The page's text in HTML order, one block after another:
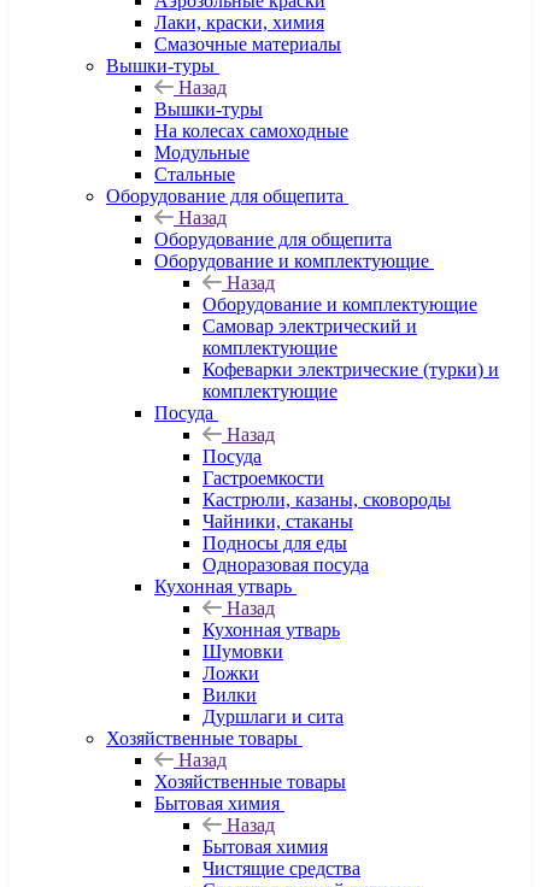
Лаки, краски, химия
Смазочные материалы
Вышки-туры
Назад
Вышки-туры
На колесах самоходные
Модульные
Стальные
Оборудование для общепита
Назад
Оборудование для общепита
Оборудование и комплектующие
Назад
Оборудование и комплектующие
Самовар электрический и
комплектующие
Кофеварки электрические (турки) и
комплектующие
Посуда
Назад
Посуда
Гастроемкости
Кастрюли, казаны, сковороды
Чайники, стаканы
Подносы для еды
Одноразовая посуда
Кухонная утварь
Назад
Кухонная утварь
Шумовки
Ложки
Вилки
Дуршлаги и сита
Хозяйственные товары
Назад
Хозяйственные товары
Бытовая химия
Назад
Бытовая химия
Чистящие средства